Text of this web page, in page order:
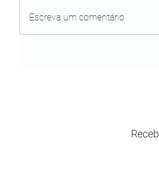
Escreva um comentário